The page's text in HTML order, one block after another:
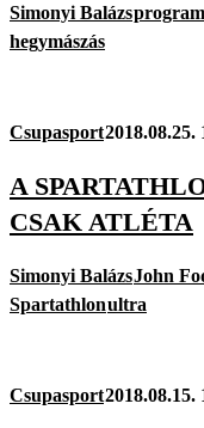
Simonyi Balázs
hegymászás
Csupasport2018.08.25.
A
CSAK ATLÉTA
Simonyi BalázsJohn
Spartathlonultra
Csupasport2018.08.15.